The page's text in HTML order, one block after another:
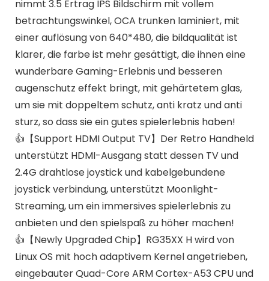
nimmt 3.5 Ertrag IPS Bildschirm mit vollem
betrachtungswinkel, OCA trunken laminiert, mit
einer auflösung von 640*480, die bildqualität ist
klarer, die farbe ist mehr gesättigt, die ihnen eine
wunderbare Gaming-Erlebnis und besseren
augenschutz effekt bringt, mit gehärtetem glas,
um sie mit doppeltem schutz, anti kratz und anti
sturz, so dass sie ein gutes spielerlebnis haben!
👍【Support HDMI Output TV】Der Retro Handheld
unterstützt HDMI-Ausgang statt dessen TV und
2.4G drahtlose joystick und kabelgebundene
joystick verbindung, unterstützt Moonlight-
Streaming, um ein immersives spielerlebnis zu
anbieten und den spielspaß zu höher machen!
👍【Newly Upgraded Chip】RG35XX H wird von
Linux OS mit hoch adaptivem Kernel angetrieben,
eingebauter Quad-Core ARM Cortex-A53 CPU und